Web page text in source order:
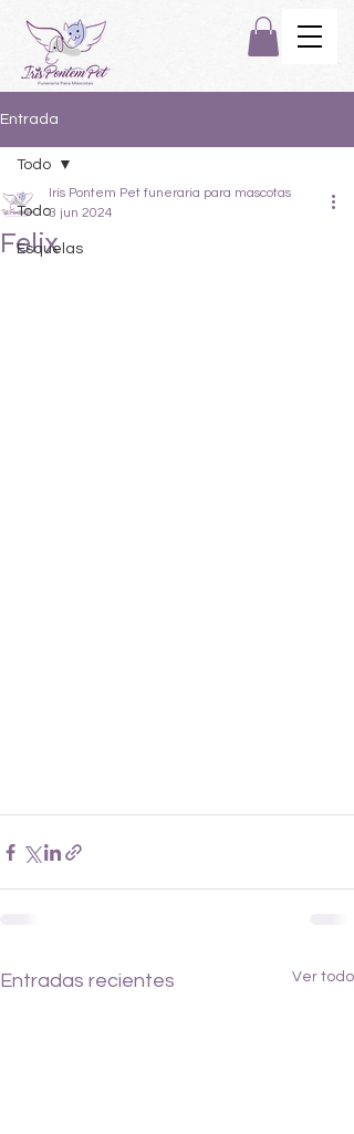
Entrada
Todo
Esquelas
Todo
Felix
Iris Pontem Pet funeraria para mascotas
3 jun 2024
Entradas recientes Ver todo